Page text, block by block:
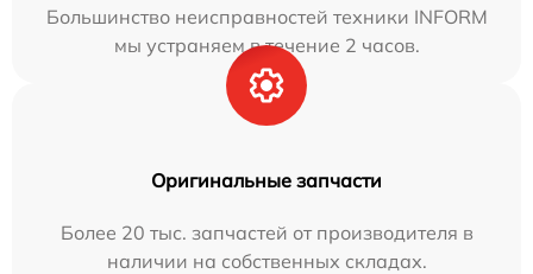
Большинство неисправностей техники INFORM
мы устраняем в течение 2 часов.
Оригинальные запчасти
Более 20 тыс. запчастей от производителя в
наличии на собственных складах.